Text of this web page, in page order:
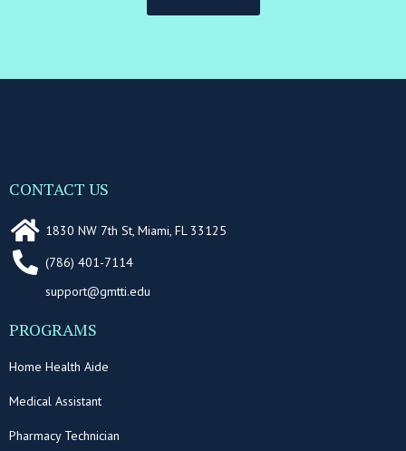
CONTACT US
1830 NW 7th St, Miami, FL 33125
(786) 401-7114
support@gmtti.edu
PROGRAMS
Home Health Aide
Medical Assistant
Pharmacy Technician